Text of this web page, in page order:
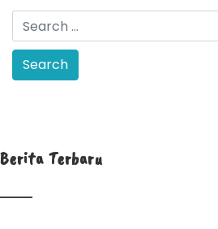
Berita Terbaru